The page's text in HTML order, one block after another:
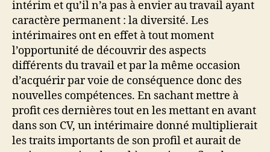
intérim et qu’il n’a pas à envier au travail ayant
caractère permanent : la diversité. Les
intérimaires ont en effet à tout moment
l’opportunité de découvrir des aspects
différents du travail et par la même occasion
d’acquérir par voie de conséquence donc des
nouvelles compétences. En sachant mettre à
profit ces dernières tout en les mettant en avant
dans son CV, un intérimaire donné multiplierait
les traits importants de son profil et aurait de